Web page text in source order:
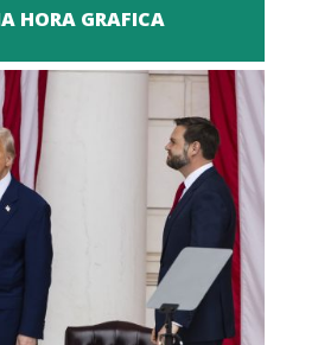
HORA GRAFICA